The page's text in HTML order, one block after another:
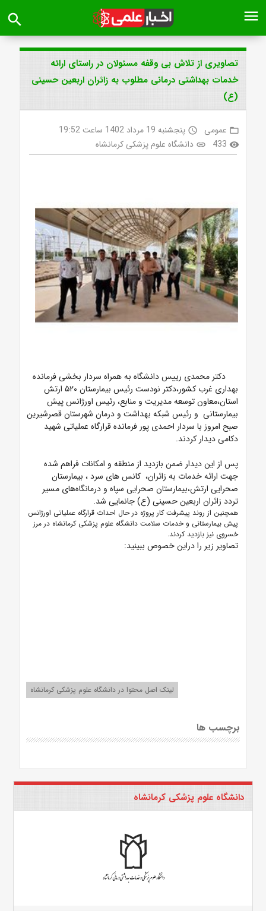
menu
search
تصاویری از تلاش بی وقفه مسئولان در راستای ارائه
خدمات بهداشتی درمانی مطلوب به زائران اربعین حسینی
(ع)
folder_open عمومی access_time پنجشنبه 19 مرداد 1402 ساعت 19:52
visibility
433
link دانشگاه علوم پزشکی کرمانشاه
دکتر محمدی رییس دانشگاه به همراه سردار بخشی فرمانده
بهداری غرب کشور،دکتر نودست رئیس بیمارستان ۵۲۰ ارتش
استان،معاون توسعه مدیریت و منابع، رئیس اورژانس پیش
بیمارستانی و رئیس شبکه بهداشت و درمان شهرستان قصرشیرین
صبح امروز با سردار احمدی پور فرمانده قرارگاه عملیاتی شهید
دکامی دیدار کردند.
پس از این دیدار ضمن بازدید از منطقه و امکانات فراهم شده
جهت ارائه خدمات به زائران، کانس های سرد ، بیمارستان
صحرایی ارتش،بیمارستان صحرایی سپاه و درمانگاه‌های مسیر
تردد زائران اربعین حسینی (ع) جانمایی شد.
همچنین از روند پیشرفت کار پروژه در حال احداث قرارگاه عملیاتی اورژانس
پیش بیمارستانی و خدمات سلامت دانشگاه علوم پزشکی کرمانشاه در مرز
خسروی نیز بازدید کردند.
تصاویر زیر را دراین خصوص ببینید:
لینک اصل محتوا در دانشگاه علوم پزشکی کرمانشاه
برچسب ها
دانشگاه علوم پزشکی کرمانشاه